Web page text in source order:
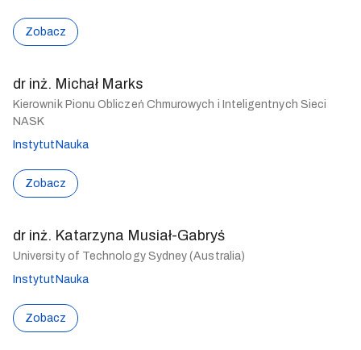
Zobacz
dr inż. Michał Marks
Kierownik Pionu Obliczeń Chmurowych i Inteligentnych Sieci
NASK
Instytut Nauka
Zobacz
dr inż. Katarzyna Musiał-Gabryś
University of Technology Sydney (Australia)
Instytut Nauka
Zobacz